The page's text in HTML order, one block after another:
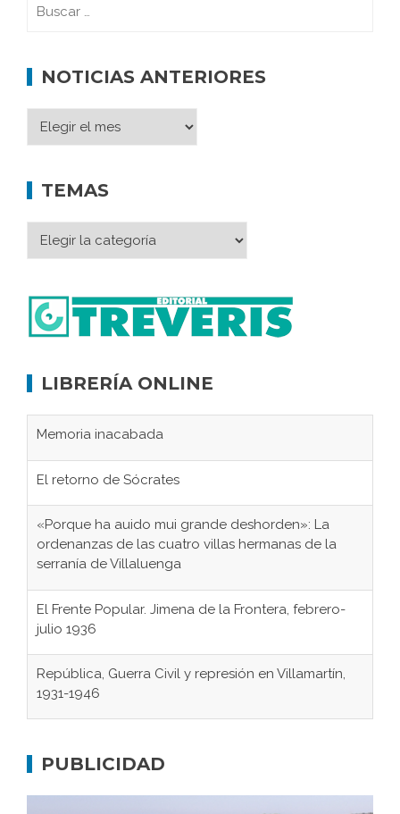
NOTICIAS ANTERIORES
TEMAS
LIBRERÍA ONLINE
Memoria inacabada
El retorno de Sócrates
«Porque ha auido mui grande deshorden»: La
ordenanzas de las cuatro villas hermanas de la
serranía de Villaluenga
El Frente Popular. Jimena de la Frontera, febrero-
julio 1936
República, Guerra Civil y represión en Villamartín,
1931-1946
concentración nazis
PUBLICIDAD